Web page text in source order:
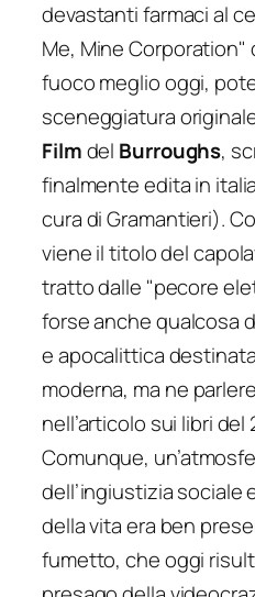
devastanti farmaci al
Me, Mine Corporation"
fuoco meglio oggi,
sceneggiatura
Filmdel Burroughs,
finalmente edita in
cura di Gramantieri).
viene il titolo del
tratto dalle "pecore
forse anche qualcosa
e apocalittica
moderna, ma ne
nell’articolo sui libri del
Comunque,
dell’ingiustizia sociale
della vita era ben
fumetto, che oggi